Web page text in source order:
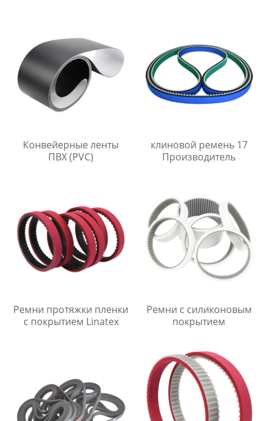
Конвейерные ленты
ПВХ (PVC)
клиновой ремень 17
Производитель
Ремни протяжки пленки
с покрытием Linatex
Ремни с силиконовым
покрытием